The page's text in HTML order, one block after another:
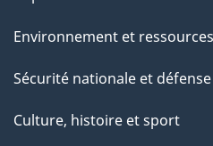
Environnement et
Sécurité nationale et défense
Culture, histoire et sport